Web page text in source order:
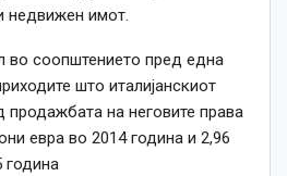
недвижен имот.
во соопштението пред една
што италијанскиот
продажбата на неговите права
евра во 2014 година и 2,96
година